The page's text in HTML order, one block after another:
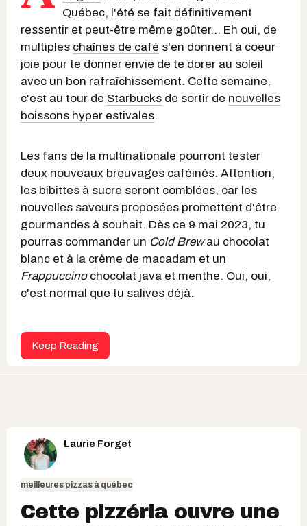
Québec, l'été se fait définitivement
ressentir et peut-être même goûter… Eh oui, de
multiples chaînes de café s'en donnent à coeur
joie pour te donner envie de te dorer au soleil
avec un bon rafraîchissement. Cette semaine,
c'est au tour de Starbucks de sortir de nouvelles
boissons hyper estivales.
Les fans de la multinationale pourront tester
deux nouveaux breuvages caféinés. Attention,
les bibittes à sucre seront comblées, car les
nouvelles saveurs proposées promettent d'être
gourmandes à souhait. Dès ce 9 mai 2023, tu
pourras commander un Cold Brewau chocolat
blanc et à la crème de macadam et un
Frappuccinochocolat java et menthe. Oui, oui,
c'est normal que tu salives déjà.
Keep Reading
Laurie Forget
meilleures pizzas à québec
Cette pizzéria ouvre une